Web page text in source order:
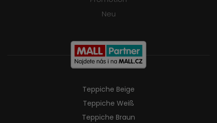
Neu
Teppiche Beige
Teppiche Weiß
Teppiche Braun